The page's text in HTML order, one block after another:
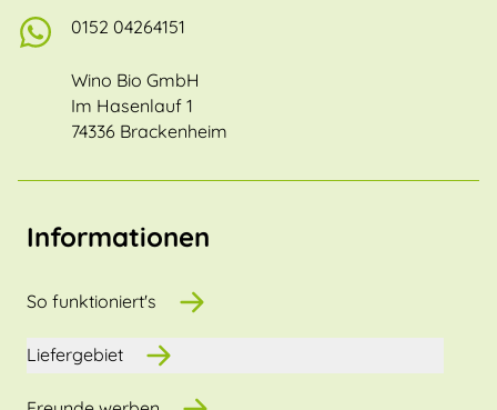
0152 04264151
Wino Bio GmbH
Im Hasenlauf 1
74336 Brackenheim
Informationen
So funktioniert's
Liefergebiet